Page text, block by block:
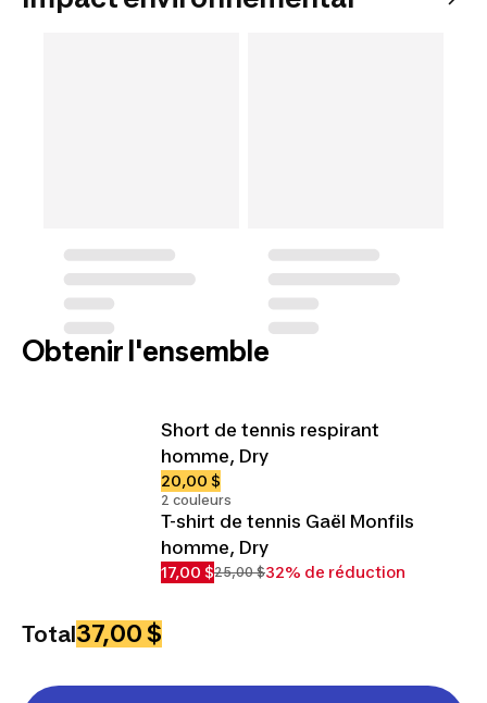
Obtenir l'ensemble
Short de tennis respirant
homme, Dry
20,00 $
2 couleurs
T-shirt de tennis Gaël Monfils
homme, Dry
17,00 $25,00 $32% de réduction
Total37,00 $